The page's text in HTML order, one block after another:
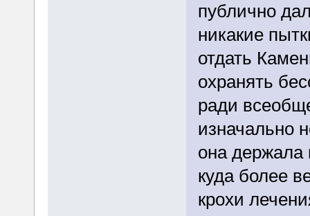
публично
никакие
отдать
охранять
ради
изначально
она держала
куда более
крохи